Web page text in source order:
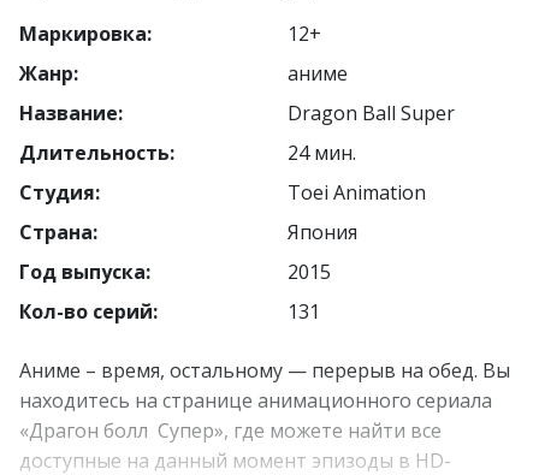
Маркировка:
12+
Жанр:
аниме
Название:
Dragon Ball Super
Длительность:
24 мин.
Студия:
Toei Animation
Страна:
Япония
Год выпуска:
2015
Кол-во серий:
131
Аниме – время, остальному — перерыв на обед. Вы
находитесь на странице анимационного сериала
«Драгон болл Супер», где можете найти все
доступные на данный момент эпизоды в HD-